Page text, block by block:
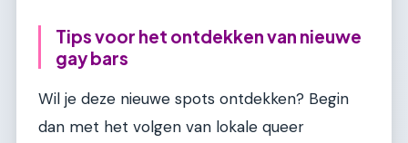
Tips voor het ontdekken van nieuwe
gay bars
Wil je deze nieuwe spots ontdekken? Begin
dan met het volgen van lokale queer